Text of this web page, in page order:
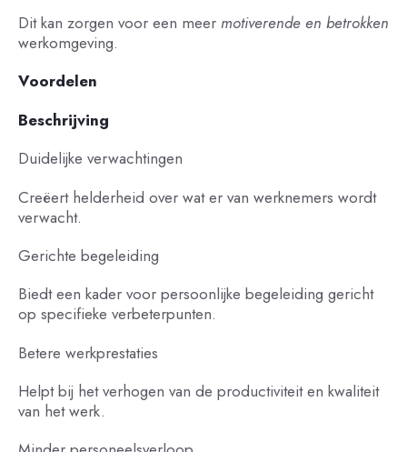
Dit kan zorgen voor een meer motiverende en betrokken
werkomgeving.
Voordelen
Beschrijving
Duidelijke verwachtingen
Creëert helderheid over wat er van werknemers wordt
verwacht.
Gerichte begeleiding
Biedt een kader voor persoonlijke begeleiding gericht
op specifieke verbeterpunten.
Betere werkprestaties
Helpt bij het verhogen van de productiviteit en kwaliteit
van het werk.